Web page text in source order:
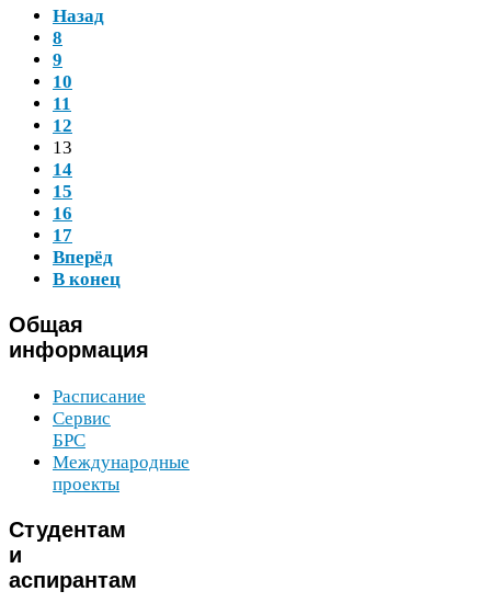
Назад
8
9
10
11
12
13
14
15
16
17
Вперёд
В конец
Общая
информация
Расписание
Сервис
БРС
Международные
проекты
Студентам
и
аспирантам